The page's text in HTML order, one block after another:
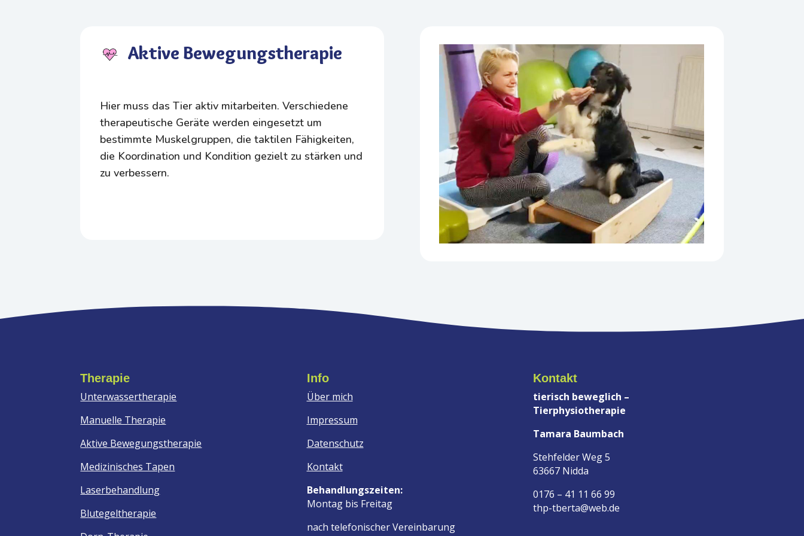
Aktive Bewegungstherapie
Hier muss das Tier aktiv mitarbeiten. Verschiedene
therapeutische Geräte werden eingesetzt um
bestimmte Muskelgruppen, die taktilen Fähigkeiten,
die Koordination und Kondition gezielt zu stärken und
zu verbessern.
Therapie
Unterwassertherapie
Manuelle Therapie
Aktive Bewegungstherapie
Medizinisches Tapen
Laserbehandlung
Blutegeltherapie
Info
Über mich
Impressum
Datenschutz
Kontakt
Behandlungszeiten:
Montag bis Freitag
nach telefonischer Vereinbarung
Kontakt
tierisch beweglich –
Tierphysiotherapie
Tamara Baumbach
Stehfelder Weg 5
63667 Nidda
0176 – 41 11 66 99
thp-tberta@web.de